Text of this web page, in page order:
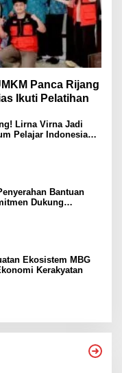
Panca Rijang
Ikuti Pelatihan
Lirna Virna Jadi
Pelajar Indonesia
Bantuan
Dukung
Ekosistem MBG
Kerakyatan